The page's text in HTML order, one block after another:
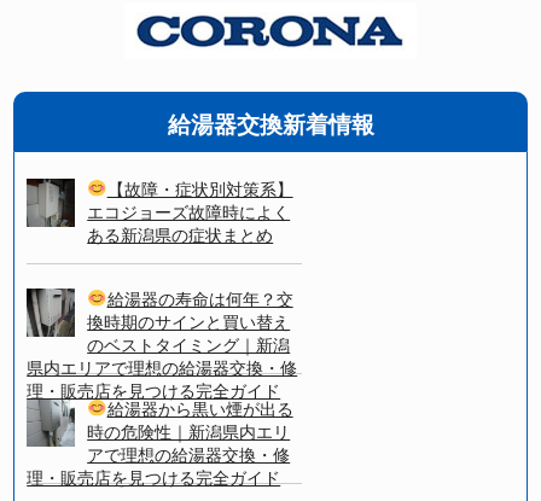
給湯器交換新着情報
【故障・症状別対策系】
エコジョーズ故障時によく
ある新潟県の症状まとめ
給湯器の寿命は何年？交
換時期のサインと買い替え
のベストタイミング｜新潟
県内エリアで理想の給湯器交換・修
理・販売店を見つける完全ガイド
給湯器から黒い煙が出る
時の危険性｜新潟県内エリ
アで理想の給湯器交換・修
理・販売店を見つける完全ガイド